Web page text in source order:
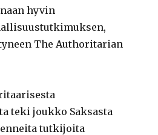
hyvin
The Authoritarian
teki joukko Saksasta
tutkijoita